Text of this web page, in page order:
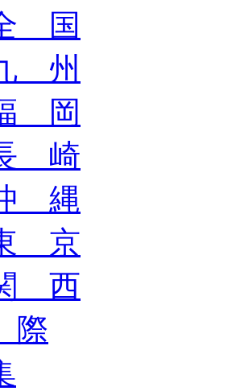
国
州
岡
崎
縄
京
西
際